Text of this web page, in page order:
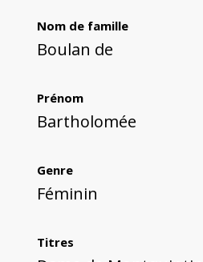
Nom de famille
Boulan de
Prénom
Bartholomée
Genre
Féminin
Titres